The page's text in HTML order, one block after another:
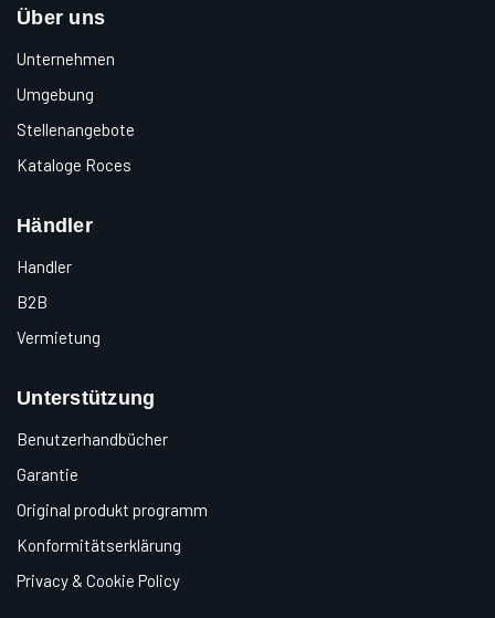
Über uns
Unternehmen
Umgebung
Stellenangebote
Kataloge Roces
Händler
Handler
B2B
Vermietung
Unterstützung
Benutzerhandbücher
Garantie
Original produkt programm
Konformitätserklärung
Privacy & Cookie Policy